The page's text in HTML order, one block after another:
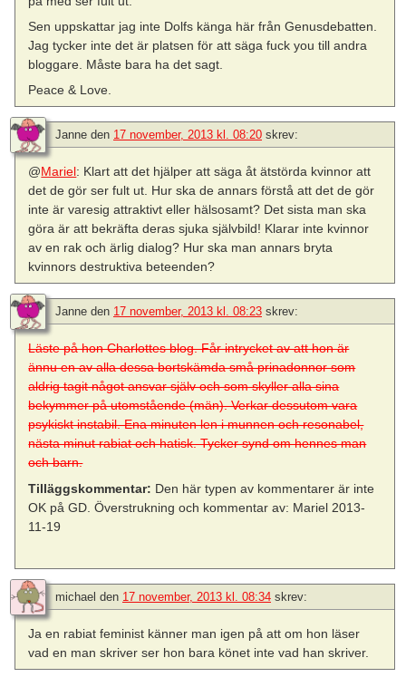
Sen uppskattar jag inte Dolfs känga här från Genusdebatten.
Jag tycker inte det är platsen för att säga fuck you till andra
bloggare. Måste bara ha det sagt.
Peace & Love.
Janne den 17 november, 2013 kl. 08:20 skrev:
@Mariel: Klart att det hjälper att säga åt ätstörda kvinnor att
det de gör ser fult ut. Hur ska de annars förstå att det de gör
inte är varesig attraktivt eller hälsosamt? Det sista man ska
göra är att bekräfta deras sjuka självbild! Klarar inte kvinnor
av en rak och ärlig dialog? Hur ska man annars bryta
kvinnors destruktiva beteenden?
Janne den 17 november, 2013 kl. 08:23 skrev:
Läste på hon Charlottes blog. Får intrycket av att hon är
ännu en av alla dessa bortskämda små prinadonnor som
aldrig tagit något ansvar själv och som skyller alla sina
bekymmer på utomstående (män). Verkar dessutom vara
psykiskt instabil. Ena minuten len i munnen och resonabel,
nästa minut rabiat och hatisk. Tycker synd om hennes man
och barn.
Tilläggskommentar: Den här typen av kommentarer är inte
OK på GD. Överstrukning och kommentar av: Mariel 2013-
11-19
michael den 17 november, 2013 kl. 08:34 skrev:
Ja en rabiat feminist känner man igen på att om hon läser
vad en man skriver ser hon bara könet inte vad han skriver.